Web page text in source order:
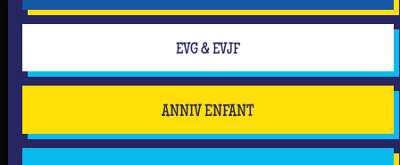
EVG & EVJF
ANNIV ENFANT